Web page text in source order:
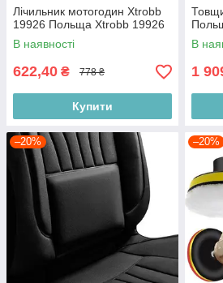
Лічильник мотогодин Xtrobb
19926 Польща Xtrobb 19926
В наявності
622,40 ₴ 778 ₴
Купити
В
1
–20% –20%